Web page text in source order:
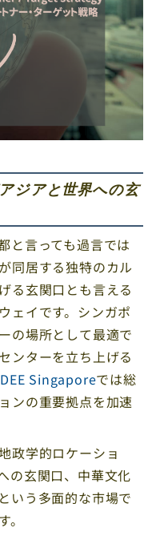
ジアと世界への玄
と言っても過言では
同居する独特のカル
る玄関口とも言える
ェイです。シンガポ
の場所として最適で
ンターを立ち上げる
Singaporeでは総
ンの重要拠点を加速
政学的ロケーショ
の玄関口、中華文化
いう多面的な市場で